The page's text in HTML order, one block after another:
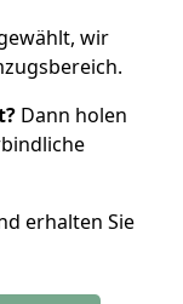
wir
Dann holen
erhalten Sie